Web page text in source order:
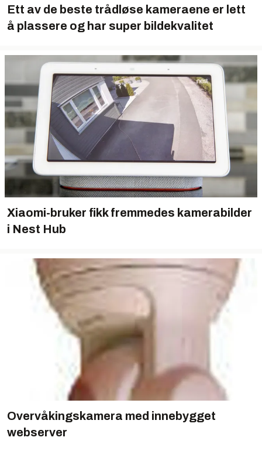
Ett av de beste trådløse kameraene er lett
å plassere og har super bildekvalitet
Xiaomi-bruker fikk fremmedes kamerabilder
i Nest Hub
Overvåkingskamera med innebygget
webserver